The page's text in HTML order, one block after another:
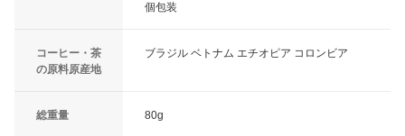
個包装
コーヒー・茶
の原料原産地
ブラジル ベトナム エチオピア コロンビア
総重量 80g